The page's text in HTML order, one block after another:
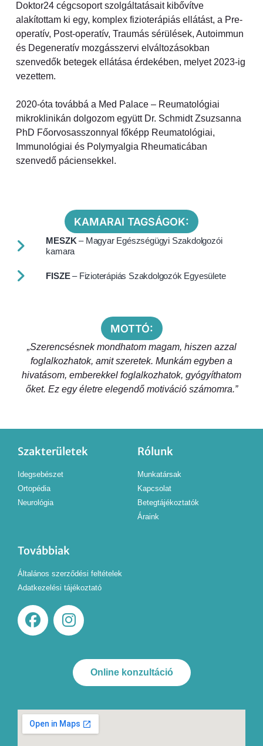
Doktor24 cégcsoport szolgáltatásait kibővítve
alakítottam ki egy, komplex fizioterápiás ellátást, a Pre-
operatív, Post-operatív, Traumás sérülések, Autoimmun
és Degeneratív mozgásszervi elváltozásokban
szenvedők betegek ellátása érdekében, melyet 2023-ig
vezettem.
2020-óta továbbá a Med Palace – Reumatológiai
mikroklinikán dolgozom együtt Dr. Schmidt Zsuzsanna
PhD Főorvosasszonnyal főképp Reumatológiai,
Immunológiai és Polymyalgia Rheumaticában
szenvedő páciensekkel.
KAMARAI TAGSÁGOK:
MESZK – Magyar Egészségügyi Szakdolgozói
kamara
FISZE– Fizioterápiás Szakdolgozók Egyesülete
MOTTÓ:
„Szerencsésnek mondhatom magam, hiszen azzal
foglalkozhatok, amit szeretek. Munkám egyben a
hivatásom, emberekkel foglalkozhatok, gyógyíthatom
őket. Ez egy életre elegendő motiváció számomra.”
Szakterületek
Idegsebészet
Ortopédia
Neurológia
Rólunk
Munkatársak
Kapcsolat
Betegtájékoztatók
Áraink
Továbbiak
Általános szerződési feltételek
Adatkezelési tájékoztató
Online konzultáció